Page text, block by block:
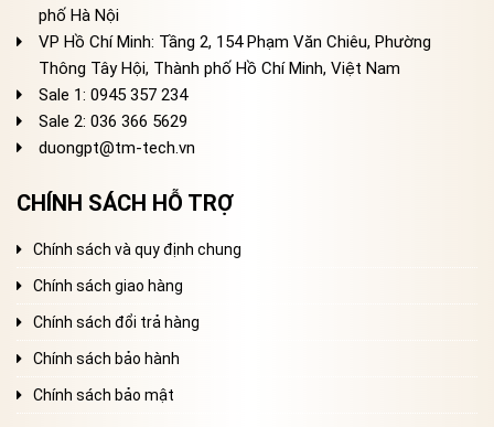
phố Hà Nội
VP Hồ Chí Minh: Tầng 2, 154 Phạm Văn Chiêu, Phường
Thông Tây Hội, Thành phố Hồ Chí Minh, Việt Nam
Sale 1: 0945 357 234
Sale 2: 036 366 5629
duongpt@tm-tech.vn
CHÍNH SÁCH HỖ TRỢ
Chính sách và quy định chung
Chính sách giao hàng
Chính sách đổi trả hàng
Chính sách bảo hành
Chính sách bảo mật